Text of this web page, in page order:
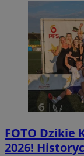
FOTO Dzikie
2026!